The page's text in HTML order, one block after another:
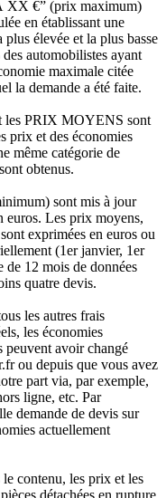
XX €” (prix maximum)
en établissant une
élevée et la plus basse
automobilistes ayant
maximale citée
la demande a été faite.
PRIX MOYENS sont
prix et des économies
même catégorie de
obtenus.
sont mis à jour
euros. Les prix moyens,
exprimées en euros ou
(1er janvier, 1er
12 mois de données
quatre devis.
les autres frais
les économies
peuvent avoir changé
ou depuis que vous avez
part via, par exemple,
ligne, etc. Par
demande de devis sur
actuellement
le contenu, les prix et les
détachées en rupture